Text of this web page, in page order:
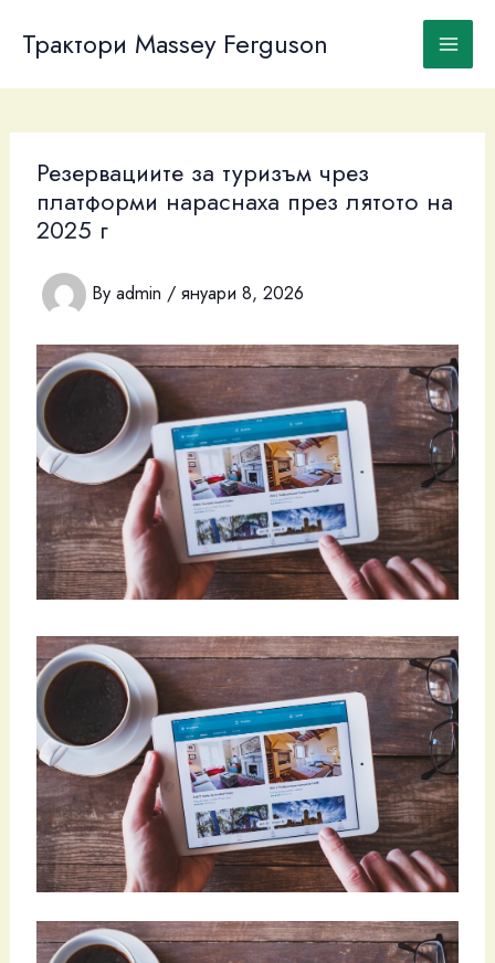
content
Трактори Massey Ferguson
Резервациите за туризъм чрез
платформи нараснаха през лятото на
2025 г
By admin / януари 8, 2026